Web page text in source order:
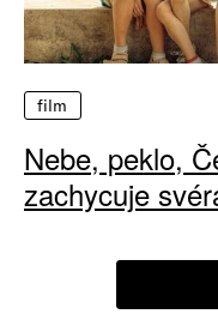
film
Nebe, peklo,
zachycuje